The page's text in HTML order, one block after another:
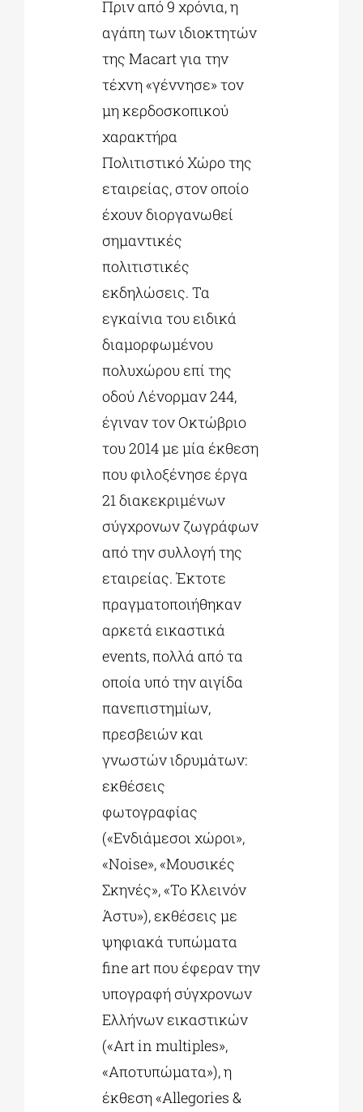
Πριν από 9 χρόνια, η
αγάπη των ιδιοκτητών
της Macart για την
τέχνη «γέννησε» τον
μη κερδοσκοπικού
χαρακτήρα
Πολιτιστικό Χώρο της
εταιρείας, στον οποίο
έχουν διοργανωθεί
σημαντικές
πολιτιστικές
εκδηλώσεις. Τα
εγκαίνια του ειδικά
διαμορφωμένου
πολυχώρου επί της
οδού Λένορμαν 244,
έγιναν τον Οκτώβριο
του 2014 με μία έκθεση
που φιλοξένησε έργα
21 διακεκριμένων
σύγχρονων ζωγράφων
από την συλλογή της
εταιρείας. Έκτοτε
πραγματοποιήθηκαν
αρκετά εικαστικά
events, πολλά από τα
οποία υπό την αιγίδα
πανεπιστημίων,
πρεσβειών και
γνωστών ιδρυμάτων:
εκθέσεις
φωτογραφίας
(«Ενδιάμεσοι χώροι»,
«Noise», «Μουσικές
Σκηνές», «Το Κλεινόν
Άστυ»), εκθέσεις με
ψηφιακά τυπώματα
fine art που έφεραν την
υπογραφή σύγχρονων
Ελλήνων εικαστικών
(«Art in multiples»,
«Aποτυπώματα»), η
έκθεση «Allegories &